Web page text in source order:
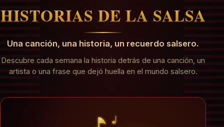
HISTORIAS DE LA SALSA
Una canción, una historia, un recuerdo salsero.
Descubre cada semana la historia detrás de una canción, un
artista o una frase que dejó huella en el mundo salsero.